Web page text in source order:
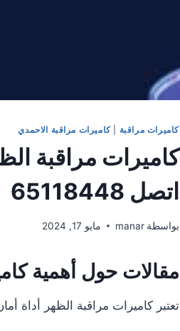
كاميرات مراقبة |كاميرات مراقبة الاحمدي
كاميرات مراقبة
اتصل 65118448
بواسطة manar مايو 17, 2024
مقالات حول أهمية
تعتبر كاميرات مراقبة الظهر أداة